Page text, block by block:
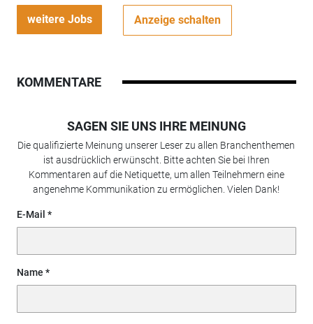
weitere Jobs Anzeige schalten
KOMMENTARE
SAGEN SIE UNS IHRE MEINUNG
Die qualifizierte Meinung unserer Leser zu allen Branchenthemen
ist ausdrücklich erwünscht. Bitte achten Sie bei Ihren
Kommentaren auf die Netiquette, um allen Teilnehmern eine
angenehme Kommunikation zu ermöglichen. Vielen Dank!
E-Mail
Name